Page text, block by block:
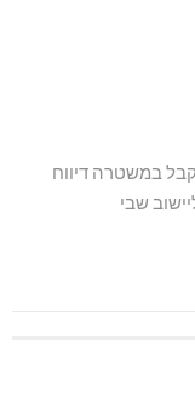
( ראשון, 23/10/22, 16:30) התקבל במשטרה דיווח
שבי